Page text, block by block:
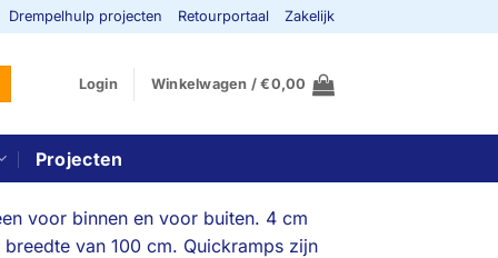
Drempelhulp projecten Retourportaal Zakelijk
Login Winkelwagen /€0,00
Projecten
voor binnen en voor buiten. 4 cm
van 100 cm. Quickramps zijn